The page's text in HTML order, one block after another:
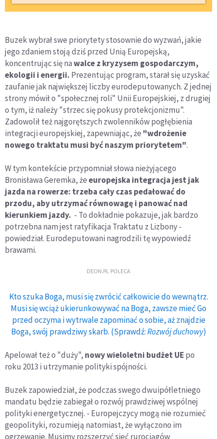
Buzek wybrał swe priorytety stosownie do wyzwań, jakie
jego zdaniem stoją dziś przed Unią Europejską,
koncentrując się nawalce z kryzysem gospodarczym,
ekologii i energii. Prezentując program, starał się uzyskać
zaufanie jak największej liczby eurodeputowanych. Z jednej
strony mówił o "społecznej roli" Unii Europejskiej, z drugiej
o tym, iż należy "strzec się pokusy protekcjonizmu".
Zadowolił też najgorętszych zwolenników pogłębienia
integracji europejskiej, zapewniając, że "wdrożenie
nowego traktatu musi być naszym priorytetem".
W tym kontekście przypomniał słowa nieżyjącego
Bronisława Geremka, żeeuropejska integracja jest jak
jazda na rowerze: trzeba cały czas pedałować do
przodu, aby utrzymać równowagę i panować nad
kierunkiem jazdy. - To dokładnie pokazuje, jak bardzo
potrzebna nam jest ratyfikacja Traktatu z Lizbony -
powiedział. Eurodeputowani nagrodzili tę wypowiedź
brawami.
DEON.PL POLECA
Kto szuka Boga, musi się zwrócić całkowicie do wewnątrz.
Musi się wciąż ukierunkowywać na Boga, zawsze mieć Go
przed oczyma i wytrwale zapominać o sobie, aż znajdzie
Boga, swój prawdziwy skarb. (Sprawdź:Rozwój duchowy)
Apelował też o "duży", nowy wieloletni budżet UE po
roku 2013 i utrzymanie polityki spójności.
Buzek zapowiedział, że podczas swego dwuipółletniego
mandatu będzie zabiegał o rozwój prawdziwej wspólnej
polityki energetycznej. - Europejczycy mogą nie rozumieć
geopolityki, rozumieją natomiast, że wyłączono im
ogrzewanie. Musimy rozszerzyć sieć rurociągów